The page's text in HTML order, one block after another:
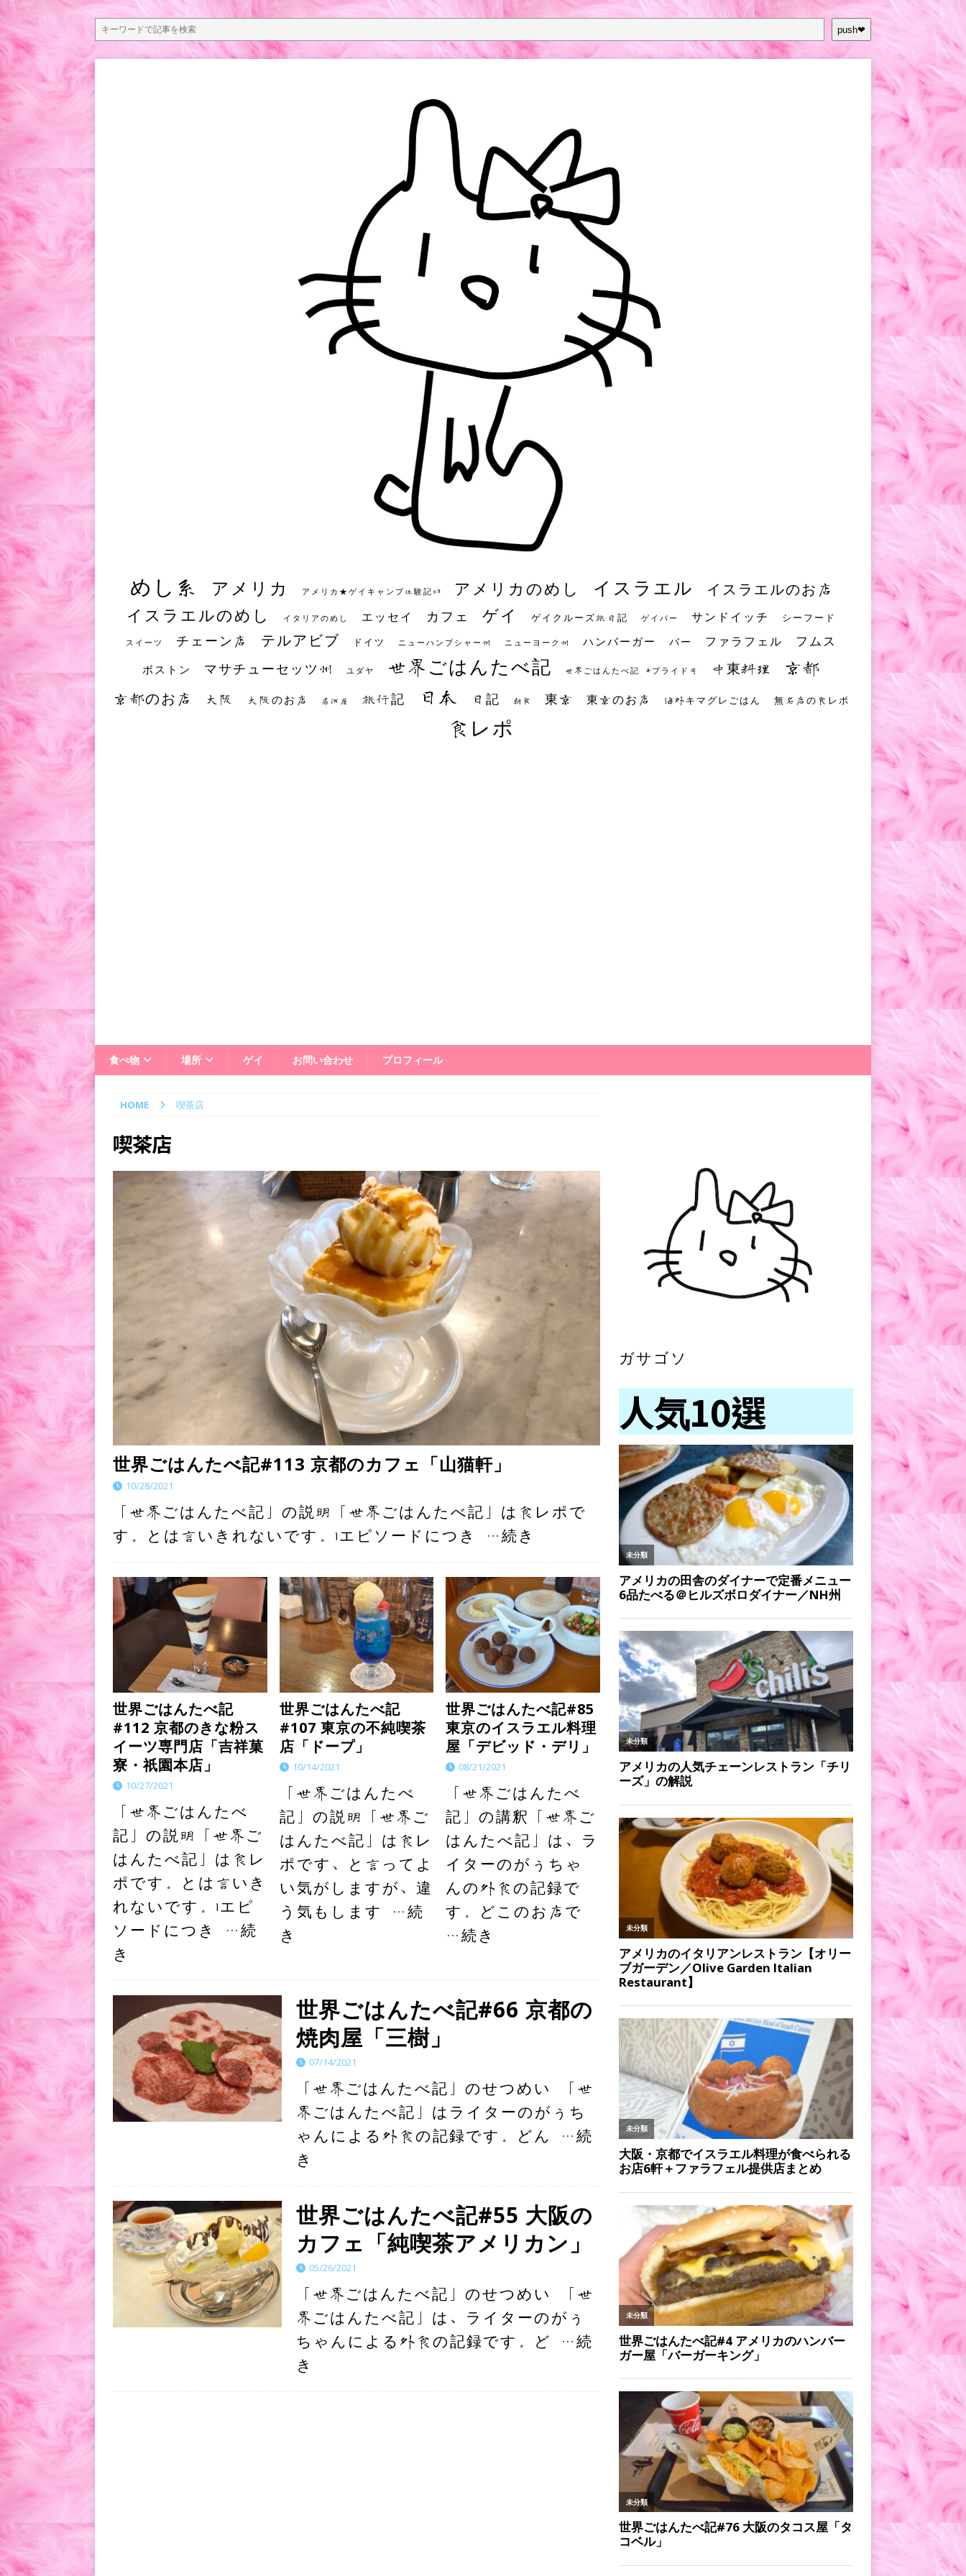
push❤︎
めし系 アメリカ アメリカ★ゲイキャンプ体験記S3 アメリカのめし イスラエル イスラエルのお店
イスラエルのめし イタリアのめし エッセイ カフェ ゲイ ゲイクルーズ旅日記 ゲイバー サンドイッチ シーフード
スイーツ チェーン店 テルアビブ ドイツ ニューハンプシャー州 ニューヨーク州 ハンバーガー バー ファラフェル フムス
ボストン マサチューセッツ州 ユダヤ 世界ごはんたべ記 世界ごはんたべ記 #プライド号 中東料理 京都
京都のお店 大阪 大阪のお店 居酒屋 旅行記 日本 日記 朝食 東京 東京のお店 海外キマグレごはん 無名店の食レポ
食レポ
食べ物 場所 ゲイ お問い合わせ プロフィール
HOME 喫茶店
喫茶店
世界ごはんたべ記#113 京都のカフェ「山猫軒」
10/28/2021
「世界ごはんたべ記」の説明「世界ごはんたべ記」は食レポで
す。とは言いきれないです。1エピソードにつき
…続き
世界ごはんたべ記
#112 京都のきな粉ス
イーツ専門店「吉祥菓
寮・祇園本店」
10/27/2021
「世界ごはんたべ
記」の説明「世界ご
はんたべ記」は食レ
ポです。とは言いき
れないです。1エピ
ソードにつき
…続
き
世界ごはんたべ記
#107 東京の不純喫茶
店「ドープ」
10/14/2021
「世界ごはんたべ
記」の説明「世界ご
はんたべ記」は食レ
ポです、と言ってよ
い気がしますが、違
う気もします
…続
き
世界ごはんたべ記#85
東京のイスラエル料理
屋「デビッド・デリ」
08/21/2021
「世界ごはんたべ
記」の講釈「世界ご
はんたべ記」は、ラ
イターのがぅちゃ
んの外食の記録で
す。どこのお店で
…続き
世界ごはんたべ記#66 京都の
焼肉屋「三樹」
07/14/2021
「世界ごはんたべ記」のせつめい 「世
界ごはんたべ記」はライターのがぅち
ゃんによる外食の記録です。どん
…続
き
世界ごはんたべ記#55 大阪の
カフェ「純喫茶アメリカン」
05/26/2021
「世界ごはんたべ記」のせつめい 「世
界ごはんたべ記」は、ライターのがぅ
ちゃんによる外食の記録です。ど
…続
き
ガサゴソ
人気10選